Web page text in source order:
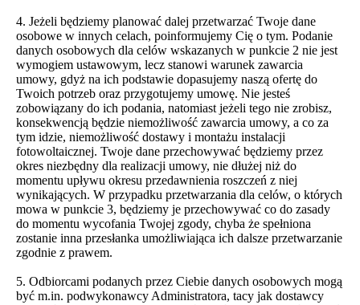
4. Jeżeli będziemy planować dalej przetwarzać Twoje dane
osobowe w innych celach, poinformujemy Cię o tym. Podanie
danych osobowych dla celów wskazanych w punkcie 2 nie jest
wymogiem ustawowym, lecz stanowi warunek zawarcia
umowy, gdyż na ich podstawie dopasujemy naszą ofertę do
Twoich potrzeb oraz przygotujemy umowę. Nie jesteś
zobowiązany do ich podania, natomiast jeżeli tego nie zrobisz,
konsekwencją będzie niemożliwość zawarcia umowy, a co za
tym idzie, niemożliwość dostawy i montażu instalacji
fotowoltaicznej. Twoje dane przechowywać będziemy przez
okres niezbędny dla realizacji umowy, nie dłużej niż do
momentu upływu okresu przedawnienia roszczeń z niej
wynikających. W przypadku przetwarzania dla celów, o których
mowa w punkcie 3, będziemy je przechowywać co do zasady
do momentu wycofania Twojej zgody, chyba że spełniona
zostanie inna przesłanka umożliwiająca ich dalsze przetwarzanie
zgodnie z prawem.
5. Odbiorcami podanych przez Ciebie danych osobowych mogą
być m.in. podwykonawcy Administratora, tacy jak dostawcy